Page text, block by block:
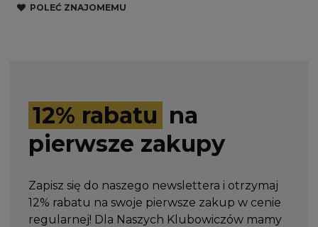
POLEĆ ZNAJOMEMU
12% rabatu na
pierwsze zakupy
Zapisz się do naszego newslettera i otrzymaj
12% rabatu na swoje pierwsze zakup w cenie
regularnej! Dla Naszych Klubowiczów mamy